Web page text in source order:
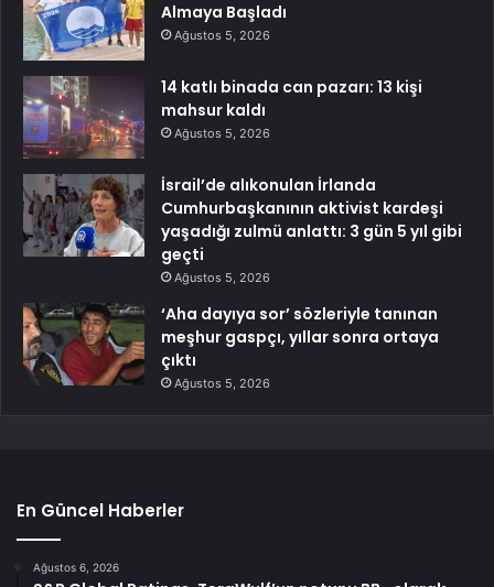
Almaya Başladı
Ağustos 5, 2026
14 katlı binada can pazarı: 13 kişi
mahsur kaldı
Ağustos 5, 2026
İsrail’de alıkonulan İrlanda
Cumhurbaşkanının aktivist kardeşi
yaşadığı zulmü anlattı: 3 gün 5 yıl gibi
geçti
Ağustos 5, 2026
‘Aha dayıya sor’ sözleriyle tanınan
meşhur gaspçı, yıllar sonra ortaya
çıktı
Ağustos 5, 2026
En Güncel Haberler
Ağustos 6, 2026